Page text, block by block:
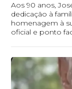
Aos 90 anos,
dedicação à
homenagem à
oficial e ponto